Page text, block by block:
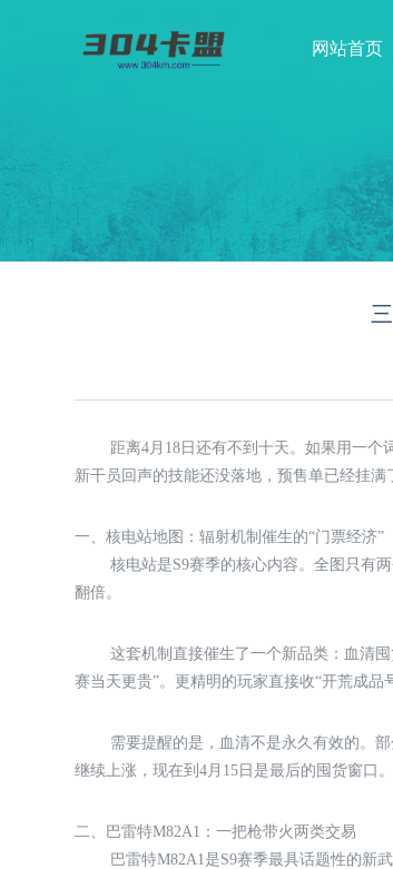
网站首页
距离4月18日还有不到十天。如果用一
新干员回声的技能还没落地，预售单已经挂
一、核电站地图：辐射机制催生的“门票经济”
核电站是S9赛季的核心内容。全图只有
翻倍。
这套机制直接催生了一个新品类：血清
赛当天更贵”。更精明的玩家直接收“开荒成
需要提醒的是，血清不是永久有效的。
继续上涨，现在到4月15日是最后的囤货窗口。
二、巴雷特M82A1：一把枪带火两类交易
巴雷特M82A1是S9赛季最具话题性的新